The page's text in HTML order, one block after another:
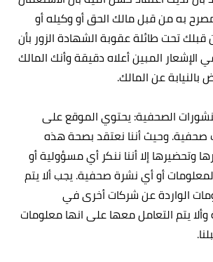
به من قبل مالك الحق أو وكيله أو
قبلك تحت طائلة عقوبة الشهادة الزور بأن
الإشعار المبين أعلاه دقيقة وأنك المالك
عن المالك.
الصحفية: يحتوي الموقع على
وحيث أننا نعتقد بصحة هذه
وتحضيرها إلا أننا ننكر أي مسؤولية أو
أو أي نشرة صحفية. يجب ألا يتم
الواردة عن شركات أخرى في
يتم التعامل معها على انها معلومات